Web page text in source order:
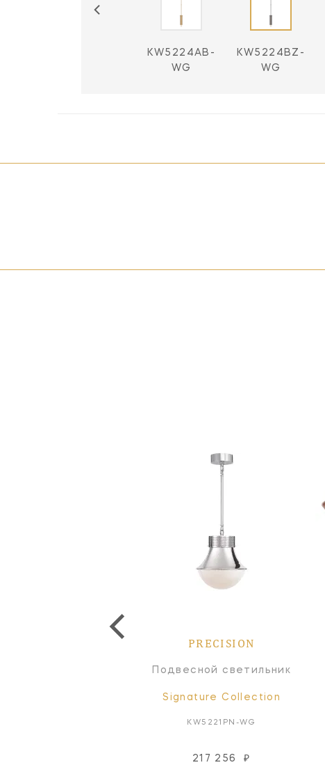
KW5224AB-
WG
KW5224BZ-
WG
PRECISION
Подвесной светильник
Signature Collection
KW5221PN-WG
217 256 ₽